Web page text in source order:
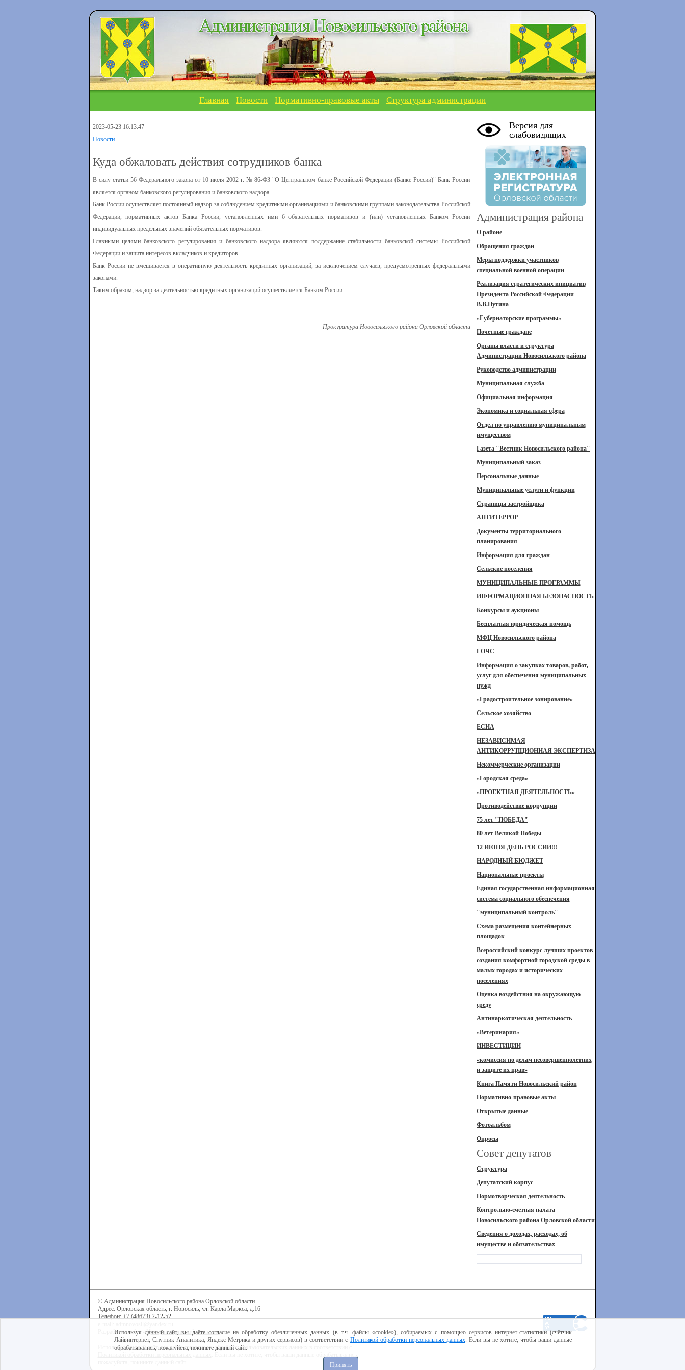
Главная Новости Нормативно-правовые акты Структура администрации
2023-05-23 16:13:47
Новости
Куда обжаловать действия сотрудников банка
В силу статьи 56 Федерального закона от 10 июля 2002 г. № 86-ФЗ "О Центральном банке Российской Федерации (Банке России)" Банк России
является органом банковского регулирования и банковского надзора.
Банк России осуществляет постоянный надзор за соблюдением кредитными организациями и банковскими группами законодательства Российской
Федерации, нормативных актов Банка России, установленных ими 6 обязательных нормативов и (или) установленных Банком России
индивидуальных предельных значений обязательных нормативов.
Главными целями банковского регулирования и банковского надзора являются поддержание стабильности банковской системы Российской
Федерации и защита интересов вкладчиков и кредиторов.
Банк России не вмешивается в оперативную деятельность кредитных организаций, за исключением случаев, предусмотренных федеральными
законами.
Таким образом, надзор за деятельностью кредитных организаций осуществляется Банком России.
Прокуратура Новосильского района Орловской области
Версия для
слабовидящих
Администрация района
О районе
Обращения граждан
Меры поддержки участников
специальной военной операции
Реализация стратегических инициатив
Президента Российской Федерации
В.В.Путина
«Губернаторские программы»
Почетные граждане
Органы власти и структура
Администрации Новосильского района
Руководство администрации
Муниципальная служба
Официальная информация
Экономика и социальная сфера
Отдел по управлению муниципальным
имуществом
Газета "Вестник Новосильского района"
Муниципальный заказ
Персональные данные
Муниципальные услуги и функции
Страницы застройщика
АНТИТЕРРОР
Документы территориального
планирования
Информация для граждан
Сельские поселения
МУНИЦИПАЛЬНЫЕ ПРОГРАММЫ
ИНФОРМАЦИОННАЯ БЕЗОПАСНОСТЬ
Конкурсы и аукционы
Бесплатная юридическая помощь
МФЦ Новосильского района
ГОЧС
Информация о закупках товаров, работ,
услуг для обеспечения муниципальных
нужд
«Градостроительное зонирование»
Сельское хозяйство
ЕСИА
НЕЗАВИСИМАЯ
АНТИКОРРУПЦИОННАЯ ЭКСПЕРТИЗА
Некоммерческие организации
«Городская среда»
«ПРОЕКТНАЯ ДЕЯТЕЛЬНОСТЬ»
Противодействие коррупции
75 лет "ПОБЕДА"
80 лет Великой Победы
12 ИЮНЯ ДЕНЬ РОССИИ!!!
НАРОДНЫЙ БЮДЖЕТ
Национальные проекты
Единая государственная информационная
система социального обеспечения
"муниципальный контроль"
Схема размещения контейнерных
площадок
Всероссийский конкурс лучших проектов
создания комфортной городской среды в
малых городах и исторических
поселениях
Оценка воздействия на окружающую
среду
Антинаркотическая деятельность
«Ветеринария»
ИНВЕСТИЦИИ
«комиссия по делам несовершеннолетних
и защите их прав»
Книга Памяти Новосильский район
Нормативно-правовые акты
Открытые данные
Фотоальбом
Опросы
Совет депутатов
Структура
Депутатский корпус
Нормотворческая деятельность
Контрольно-счетная палата
Новосильского района Орловской области
Сведения о доходах, расходах, об
имуществе и обязательствах
© Администрация Новосильского района Орловской области
Адрес: Орловская область, г. Новосиль, ул. Карла Маркса, д.16
Телефон: +7 (48673) 2-12-52
Разработка сайта -Центр интернет-образования
Используя данный сайт, вы даёте согласие на обработку пользовательских данных в соответствии с
Используя данный сайт, вы даёте согласие на обработку обезличенных данных (в т.ч. файлы «cookie»), собираемых с помощью сервисов интернет-статистики (счётчик
Лайвинтернет, Спутник Аналитика, Яндекс Метрика и других сервисов) в соответствии с Политикой обработки персональных данных. Если вы не хотите, чтобы ваши данные
обрабатывались, пожалуйста, покиньте данный сайт.
Принять